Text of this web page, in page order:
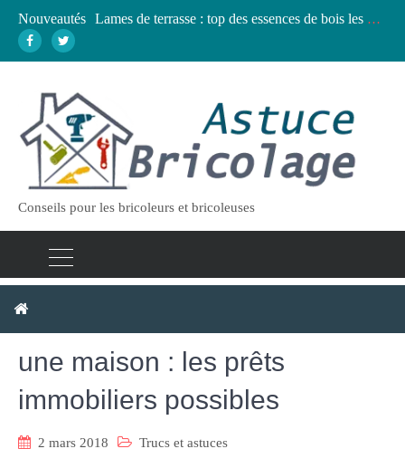
Nouveautés
Lames de terrasse : top des essences de bois les plus résistantes
Vidange fosse septique : quand et comment la faire soi-même en sécurité
Conseils pour les bricoleurs et bricoleuses
Financer des travaux dans
une maison : les prêts
immobiliers possibles
2 mars 2018 Trucs et astuces